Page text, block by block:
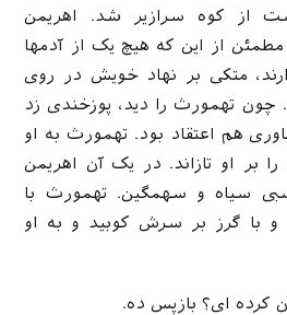
از کوه سرازیر شد. اهریمن
از این که هیچ یک از آدمها
متکی بر نهاد خویش در روی
چون تهمورث را دید، پوزخندی زد
هم اعتقاد بود. تهمورث به او
بر او تازاند. در یک آن اهریمن
سیاه و سهمگین. تهمورث با
و با گرز بر سرش کوبید و به او
کرده ای؟ بازپس ده.